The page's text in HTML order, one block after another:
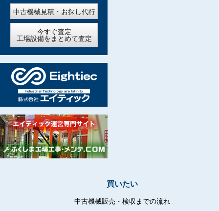
中古機械見積・お探し代行
今すぐ査定
工場設備をまとめて査定
買いたい
中古機械販売・検収までの流れ